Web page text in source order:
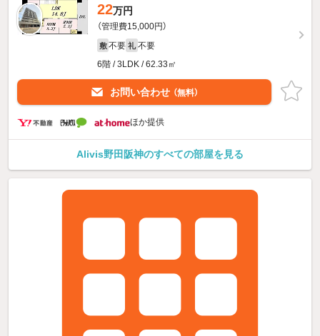
22万円
（管理費15,000円）
敷 不要 礼 不要
6階 / 3LDK / 62.33㎡
お問い合わせ （無料）
ほか提供
Alivis野田阪神のすべての部屋を見る